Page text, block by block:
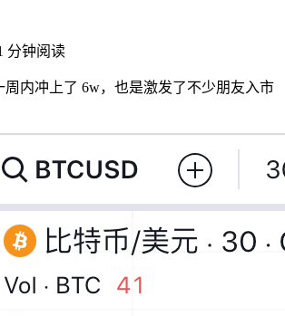
分钟阅读
周内冲上了 6w，也是激发了不少朋友入市